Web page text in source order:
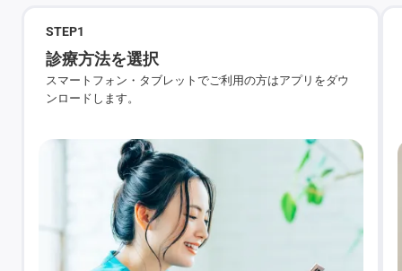
STEP1
診療方法を選択
スマートフォン・タブレットでご利用の方はアプリをダウ
ンロードします。